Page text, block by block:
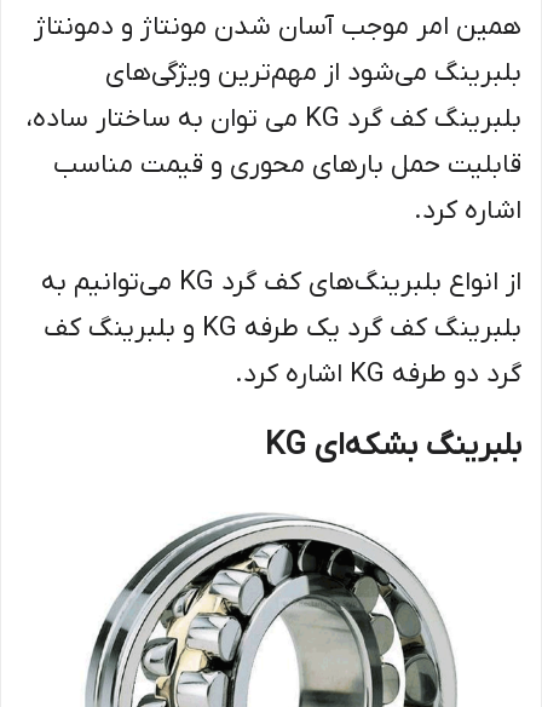
همین امر موجب آسان شدن مونتاژ و دمونتاژ
بلبرینگ می‌شود از مهم‌ترین ویژگی‌های
بلبرینگ کف گرد KG می توان به ساختار ساده،
قابلیت حمل بارهای محوری و قیمت مناسب
اشاره کرد.
از انواع بلبرینگ‌های کف گرد KG می‌توانیم به
بلبرینگ کف گرد یک طرفه KG و بلبرینگ کف
گرد دو طرفه KG اشاره کرد.
بلبرینگ بشکه‌ای KG